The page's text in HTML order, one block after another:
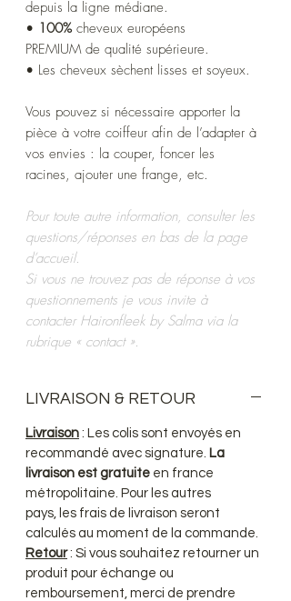
depuis la ligne médiane.
• 100%cheveux européens
PREMIUM de qualité supérieure.
• Les cheveux sèchent lisses et soyeux.
Vous pouvez si nécessaire apporter la
pièce à votre coiffeur afin de l’adapter à
vos envies : la couper, foncer les
racines, ajouter une frange, etc.
Pour toute autre information, consulter les
questions/réponses en bas de la page
d’accueil.
Si vous ne trouvez pas de réponse à vos
questionnements je vous invite à
contacter Haironfleek by Salma via la
rubrique « contact ».
LIVRAISON & RETOUR
Livraison : Les colis sont envoyés en
recommandé avec signature. La
livraison est gratuite en france
métropolitaine. Pour les autres
pays, les frais de livraison seront
calculés au moment de la commande.
Retour: Si vous souhaitez retourner un
produit pour échange ou
remboursement, merci de prendre